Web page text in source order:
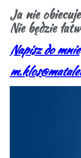
Ja nie
Nie będzie
Napisz do mnie